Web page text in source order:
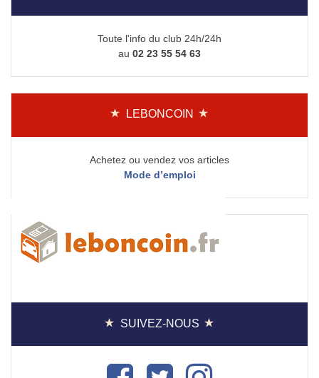
Toute l'info du club 24h/24h
au 02 23 55 54 63
LEBONCOIN
Achetez ou vendez vos articles
Mode d’emploi
SUIVEZ-NOUS